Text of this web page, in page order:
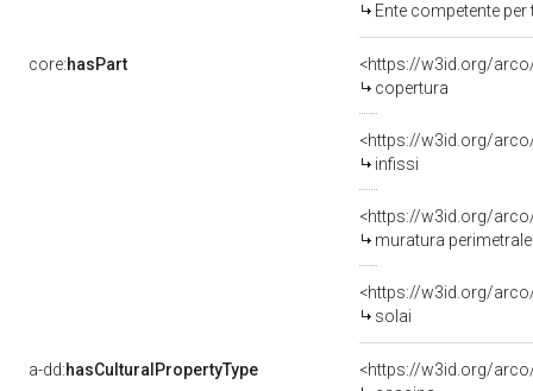
Ente competente per
core:hasPart
<https://w3id.org/
copertura
<https://w3id.org/
infissi
muratura perimetrale
<https://w3id.org/
solai
a-dd:hasCulturalPropertyType